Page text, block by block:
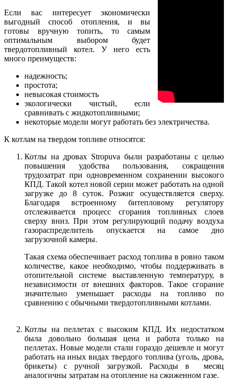
Если вас интересует экономически
выгодный способ отопления, и вы
готовы вручную топить, то самым
оптимальным выбором будет
твердотопливный котел. У него есть
много преимуществ:
надежность;
простота;
невысокая стоимость
экологически чистый, если
сравнивать с жидкотопливными;
некоторые модели могут работать без электричества.
К котлам на твердом топливе относятся:
Котлы на дровах Stropuva были разработаны с целью
повышения удобства пользования, сокращения
трудозатрат при одновременном сохранении высокого
КПД. Такой котел новой серии может работать на одной
загрузке до 8 суток. Розжиг осуществляется сверху.
Благодаря встроенному битепловому регулятору
отслеживается процесс сгорания топливных слоев
сверху вниз. При этом регулирующий подачу воздуха
газораспределитель опускается на самое дно
загрузочной камеры.
Такая схема обеспечивает расход топлива в ровно таком
количестве, какое необходимо, чтобы поддерживать в
отопительной системе выставленную температуру, в
независимости от внешних факторов. Такое сгорание
значительно уменьшает расходы на топливо по
сравнению с обычными твердотопливными котлами.
Котлы на пеллетах с высоким КПД. Их недостатком
была довольно большая цена и работа только на
пеллетах. Новые модели стали гораздо дешевле и могут
работать на иных видах твердого топлива (уголь, дрова,
брикеты) с ручной загрузкой. Расходы в месяц
аналогичны затратам на отопление на сжиженном газе.